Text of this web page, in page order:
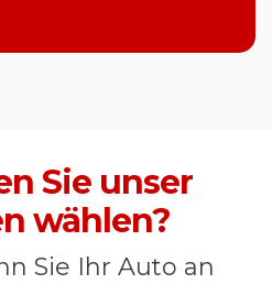
Sie unser
wählen?
Sie Ihr Auto an